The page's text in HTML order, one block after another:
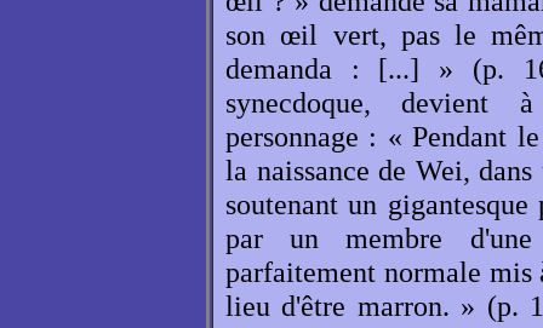
son œil vert, pas le
demanda : [...] » (p.
synecdoque, devient
personnage : « Pendant
la naissance de Wei,
soutenant un
par un membre d'une
parfaitement normale
lieu d'être marron. » (p.